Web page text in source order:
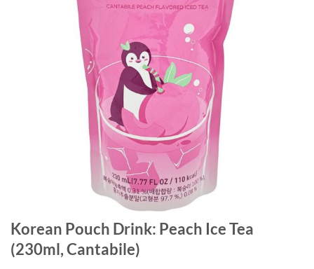
Korean Pouch Drink: Peach Ice Tea
(230ml, Cantabile)